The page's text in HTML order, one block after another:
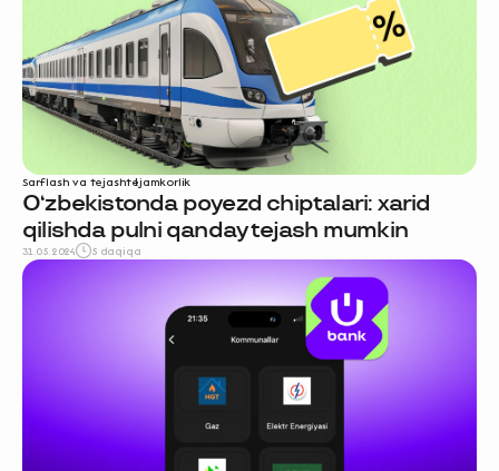
Sarflash va tejashtejamkorlik
O‘zbekistonda poyezd chiptalari: xarid
qilishda pulni qanday tejash mumkin
31.05.2024 5 daqiqa